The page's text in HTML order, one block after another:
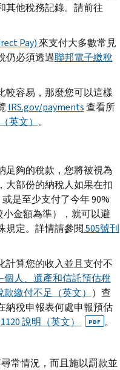
其他稅務記錄。請前往
Pay) 來支付大多數常見
仍必須透過聯邦電子繳稅
較容易，那麼您可以這樣
IRS.gov/payments查看所
英文） 。
足夠的稅款，您將被視為
大部份的納稅人如果在扣
是至少支付了今年 90%
金額為準），就可以避
規定。詳情請參閱505號刊
計算您的收入並且支付不
人、遺產和信託預估稅
繳付不足（英文） ）查
納稅申報表何處申報預估
說明（英文） PDF 。
常情況，而且施以罰款並